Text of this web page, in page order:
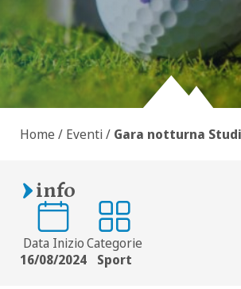
Home / Eventi/ Gara notturna
info
Data Inizio
16/08/2024
Categorie
Sport